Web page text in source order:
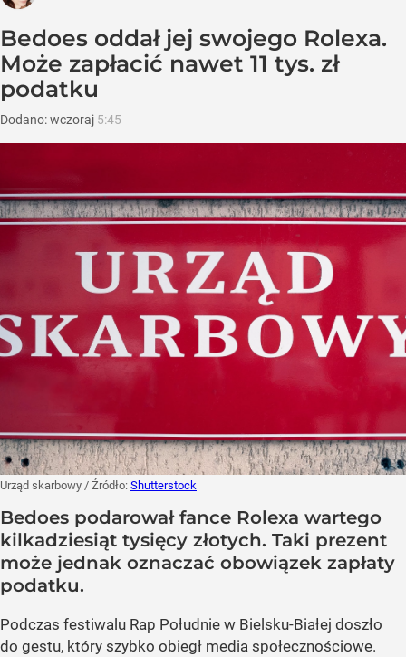
Bedoes oddał jej swojego Rolexa.
Może zapłacić nawet 11 tys. zł
podatku
Dodano:wczoraj 5:45
Urząd skarbowy / Źródło: Shutterstock
Bedoes podarował fance Rolexa wartego
kilkadziesiąt tysięcy złotych. Taki prezent
może jednak oznaczać obowiązek zapłaty
podatku.
Podczas festiwalu Rap Południe w Bielsku-Białej doszło
do gestu, który szybko obiegł media społecznościowe.